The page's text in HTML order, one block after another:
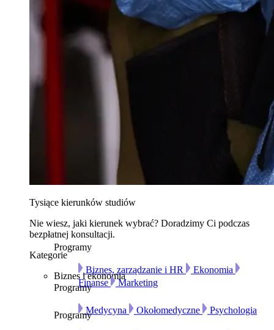
Tysiące kierunków studiów
Nie wiesz, jaki kierunek wybrać? Doradzimy Ci podczas
bezpłatnej konsultacji.
Kategorie
Biznes i ekonomia
Programy
Biznes, zarządzanie i HR
Ekonomia
Finanse
Marketing
Programy
Medycyna Okołomedyczne Psychologia
Programy